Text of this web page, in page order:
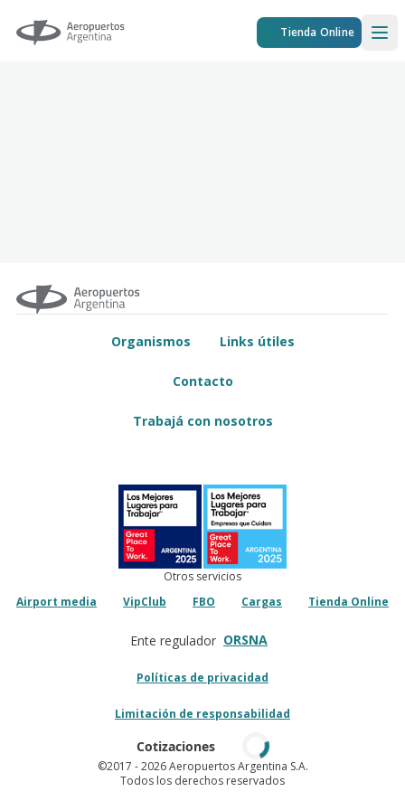
Aeropuertos Argentina Tienda Online
Organismos Links útiles
Contacto
Trabajá con nosotros
Otros servicios
Airport media
VipClub FBO Cargas Tienda Online
Ente regulador ORSNA
Políticas de privacidad
Limitación de responsabilidad
Cotizaciones
©2017 - 2026 Aeropuertos Argentina S.A.
Todos los derechos reservados